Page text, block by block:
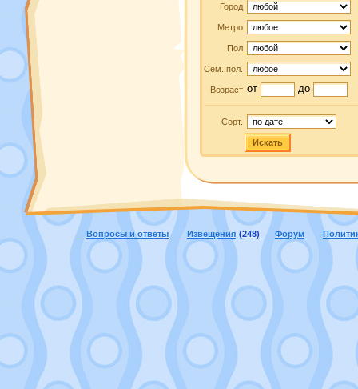
Город
Метро
Пол
Сем. пол.
Возраст от до
Сорт.
Искать
Вопросы и ответы Извещения (248) Форум